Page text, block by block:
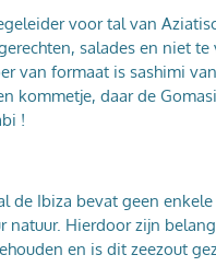
voor tal van
salades en niet
van formaat is sashimi
kommetje, daar de
!
de Ibiza bevat geen
natuur. Hierdoor zijn
en is dit zeezout